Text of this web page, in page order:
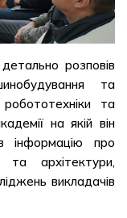
розповів
та
та
на якій він
інформацію про
та архітектури,
викладачів